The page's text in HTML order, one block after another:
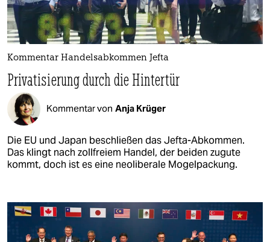
Kommentar Handelsabkommen Jefta
Privatisierung durch die Hintertür
Kommentar von Anja Krüger
Die EU und Japan beschließen das Jefta-Abkommen.
Das klingt nach zollfreiem Handel, der beiden zugute
kommt, doch ist es eine neoliberale Mogelpackung.